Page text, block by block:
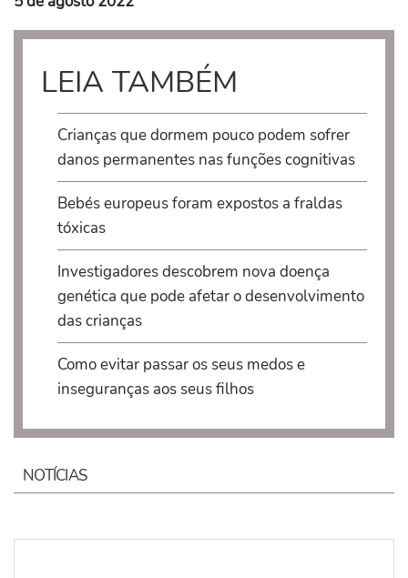
LEIA TAMBÉM
Crianças que dormem pouco podem sofrer
danos permanentes nas funções cognitivas
Bebés europeus foram expostos a fraldas
tóxicas
Investigadores descobrem nova doença
genética que pode afetar o desenvolvimento
das crianças
Como evitar passar os seus medos e
inseguranças aos seus filhos
NOTÍCIAS